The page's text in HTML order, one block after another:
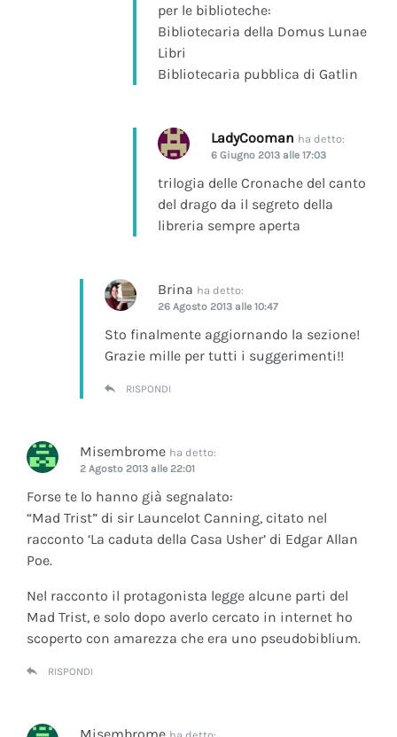
per le biblioteche:
Bibliotecaria della Domus Lunae
Libri
Bibliotecaria pubblica di Gatlin
LadyCooman ha detto:
6 Giugno 2013 alle 17:03
trilogia delle Cronache del canto
del drago da il segreto della
libreria sempre aperta
Brina ha detto:
26 Agosto 2013 alle 10:47
Sto finalmente aggiornando la sezione!
Grazie mille per tutti i suggerimenti!!
RISPONDI
Misembrome ha detto:
2 Agosto 2013 alle 22:01
Forse te lo hanno già segnalato:
“Mad Trist” di sir Launcelot Canning, citato nel
racconto ‘La caduta della Casa Usher’ di Edgar Allan
Poe.
Nel racconto il protagonista legge alcune parti del
Mad Trist, e solo dopo averlo cercato in internet ho
scoperto con amarezza che era uno pseudobiblium.
RISPONDI